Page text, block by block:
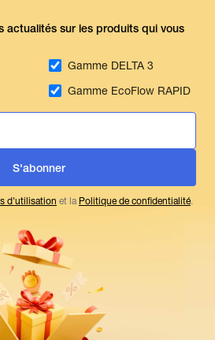
actualités sur les produits qui vous
Gamme DELTA 3
Gamme EcoFlow RAPID
S'abonner
d'utilisation et la Politique de confidentialité.